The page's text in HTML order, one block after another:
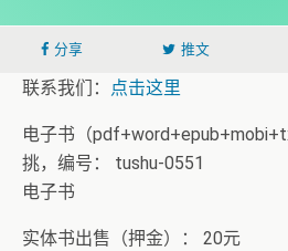
分享 推文
联系我们： 点击这里
电子书（
挑，编号： tushu-0551
电子书
实体书出售（押金）： 20元